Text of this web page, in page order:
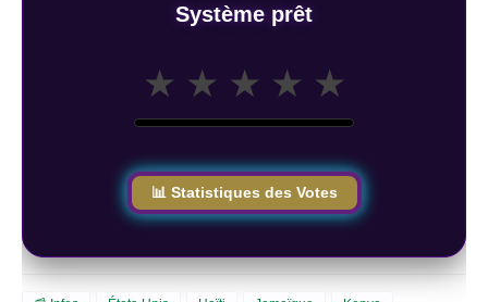
Système prêt
★ ★ ★ ★ ★
📊 Statistiques des Votes